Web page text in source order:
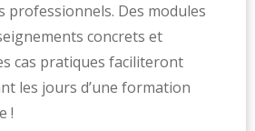
professionnels. Des modules
concrets et
cas pratiques faciliteront
les jours d’une formation
!